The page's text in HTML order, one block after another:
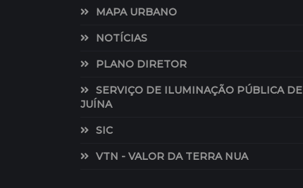
MAPA URBANO
NOTÍCIAS
PLANO DIRETOR
SERVIÇO DE ILUMINAÇÃO PÚBLICA DE
JUÍNA
SIC
VTN - VALOR DA TERRA NUA